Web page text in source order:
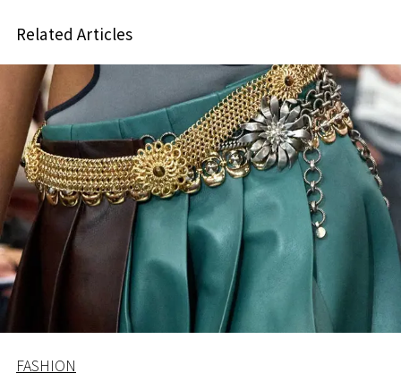
Related Articles
FASHION